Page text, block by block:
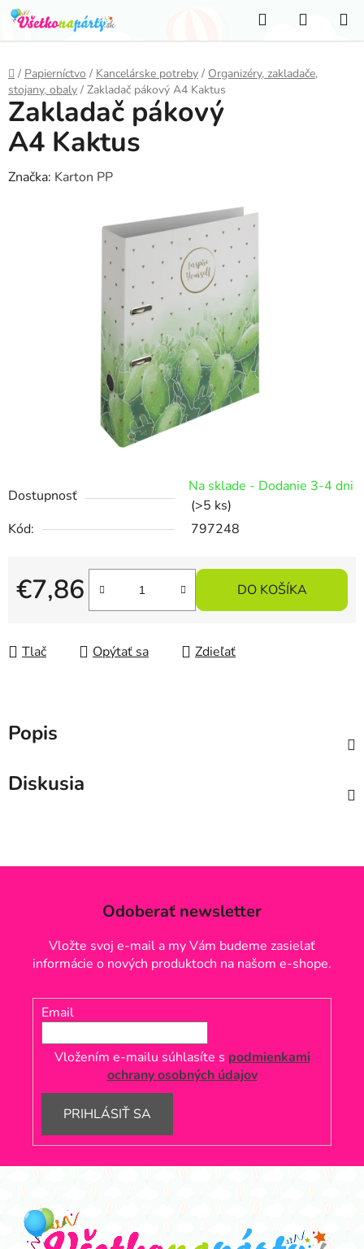
Prejsť
na
obsah
Hľadať
KOŠÍK
Domov
/ Papierníctvo / Kancelárske potreby / Organizéry, zakladače,
stojany, obaly / Zakladač pákový A4 Kaktus
Dostupnosť
Na sklade - Dodanie 3-4 dni
(>5 ks)
Kód:
797248
€7,86
Jednotková cena:
DO KOŠÍKA
Tlač Opýtať sa Zdieľať
Zakladač pákový
A4 Kaktus
Značka: Karton PP
Popis
Diskusia
Odoberať newsletter
Vložte svoj e-mail a my Vám budeme zasielať
informácie o nových produktoch na našom e-shope.
Email
Vložením e-mailu súhlasíte s podmienkami
ochrany osobných údajov
PRIHLÁSIŤ SA
Z